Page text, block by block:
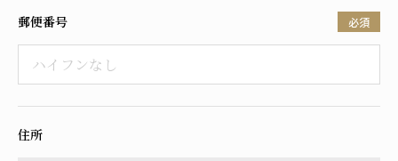
郵便番号 必須
住所